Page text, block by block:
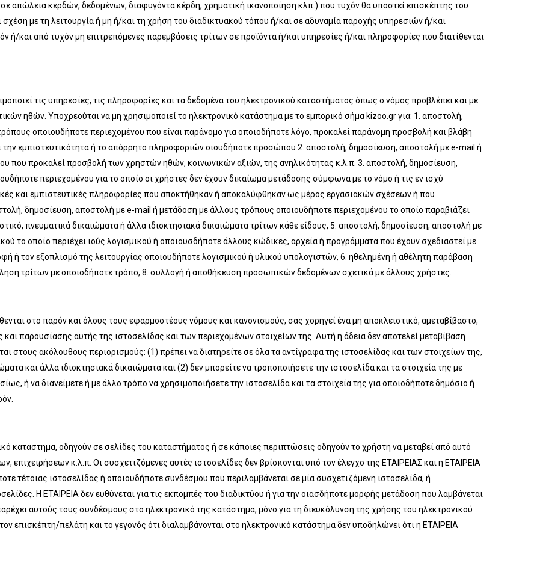
απώλεια κερδών, δεδομένων, διαφυγόντα κέρδη, χρηματική ικανοποίηση κλπ.) που τυχόν θα υποστεί επισκέπτης του
με τη λειτουργία ή μη ή/και τη χρήση του διαδικτυακού τόπου ή/και σε αδυναμία παροχής υπηρεσιών ή/και
ή/και από τυχόν μη επιτρεπόμενες παρεμβάσεις τρίτων σε προϊόντα ή/και υπηρεσίες ή/και πληροφορίες που διατίθενται
τις υπηρεσίες, τις πληροφορίες και τα δεδομένα του ηλεκτρονικού καταστήματος όπως ο νόμος προβλέπει και με
ηθών. Υποχρεούται να μη χρησιμοποιεί τo ηλεκτρονικό κατάστημα με το εμπορικό σήμα kizoo.gr για: 1. αποστολή,
οποιουδήποτε περιεχομένου που είναι παράνομο για οποιοδήποτε λόγο, προκαλεί παράνομη προσβολή και βλάβη
την εμπιστευτικότητα ή το απόρρητο πληροφοριών οιουδήποτε προσώπου 2. αποστολή, δημοσίευση, αποστολή με e-mail ή
που προκαλεί προσβολή των χρηστών ηθών, κοινωνικών αξιών, της ανηλικότητας κ.λ.π. 3. αποστολή, δημοσίευση,
περιεχομένου για το οποίο οι χρήστες δεν έχουν δικαίωμα μετάδοσης σύμφωνα με το νόμο ή τις εν ισχύ
και εμπιστευτικές πληροφορίες που αποκτήθηκαν ή αποκαλύφθηκαν ως μέρος εργασιακών σχέσεων ή που
δημοσίευση, αποστολή με e-mail ή μετάδοση με άλλους τρόπους οποιουδήποτε περιεχομένου το οποίο παραβιάζει
πνευματικά δικαιώματα ή άλλα ιδιοκτησιακά δικαιώματα τρίτων κάθε είδους, 5. αποστολή, δημοσίευση, αποστολή με
το οποίο περιέχει ιούς λογισμικού ή οποιουσδήποτε άλλους κώδικες, αρχεία ή προγράμματα που έχουν σχεδιαστεί με
ή τον εξοπλισμό της λειτουργίας οποιουδήποτε λογισμικού ή υλικού υπολογιστών, 6. ηθελημένη ή αθέλητη παράβαση
τρίτων με οποιοδήποτε τρόπο, 8. συλλογή ή αποθήκευση προσωπικών δεδομένων σχετικά με άλλους χρήστες.
στο παρόν και όλους τους εφαρμοστέους νόμους και κανονισμούς, σας χορηγεί ένα μη αποκλειστικό, αμεταβίβαστο,
παρουσίασης αυτής της ιστοσελίδας και των περιεχομένων στοιχείων της. Αυτή η άδεια δεν αποτελεί μεταβίβαση
στους ακόλουθους περιορισμούς: (1) πρέπει να διατηρείτε σε όλα τα αντίγραφα της ιστοσελίδας και των στοιχείων της,
και άλλα ιδιοκτησιακά δικαιώματα και (2) δεν μπορείτε να τροποποιήσετε την ιστοσελίδα και τα στοιχεία της με
ή να διανείμετε ή με άλλο τρόπο να χρησιμοποιήσετε την ιστοσελίδα και τα στοιχεία της για οποιοδήποτε δημόσιο ή
κατάστημα, οδηγούν σε σελίδες του καταστήματος ή σε κάποιες περιπτώσεις οδηγούν το χρήστη να μεταβεί από αυτό
επιχειρήσεων κ.λ.π. Οι συσχετιζόμενες αυτές ιστοσελίδες δεν βρίσκονται υπό τον έλεγχο της ΕΤΑΙΡΕΙΑΣ και η ΕΤΑΙΡΕΙΑ
τέτοιας ιστοσελίδας ή οποιουδήποτε συνδέσμου που περιλαμβάνεται σε μία συσχετιζόμενη ιστοσελίδα, ή
Η EΤΑΙΡΕΙΑ δεν ευθύνεται για τις εκπομπές του διαδικτύου ή για την οιασδήποτε μορφής μετάδοση που λαμβάνεται
αυτούς τους συνδέσμους στο ηλεκτρονικό της κατάστημα, μόνο για τη διευκόλυνση της χρήσης του ηλεκτρονικού
επισκέπτη/πελάτη και το γεγονός ότι διαλαμβάνονται στο ηλεκτρονικό κατάστημα δεν υποδηλώνει ότι η ΕΤΑΙΡΕΙΑ